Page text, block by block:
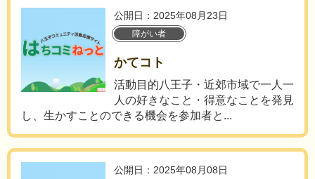
公開日：2025年08月23日
障がい者
かてコト
活動目的八王子・近郊市域で一人一
人の好きなこと・得意なことを発見
し、生かすことのできる機会を参加者と...
公開日：2025年08月08日